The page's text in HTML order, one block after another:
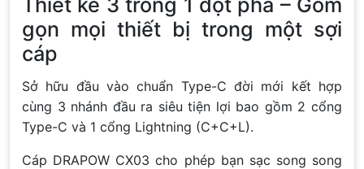
gọn mọi thiết bị trong một sợi
cáp
Sở hữu đầu vào chuẩn Type-C đời mới kết hợp
cùng 3 nhánh đầu ra siêu tiện lợi bao gồm 2 cổng
Type-C và 1 cổng Lightning (C+C+L).
Cáp DRAPOW CX03 cho phép bạn sạc song song